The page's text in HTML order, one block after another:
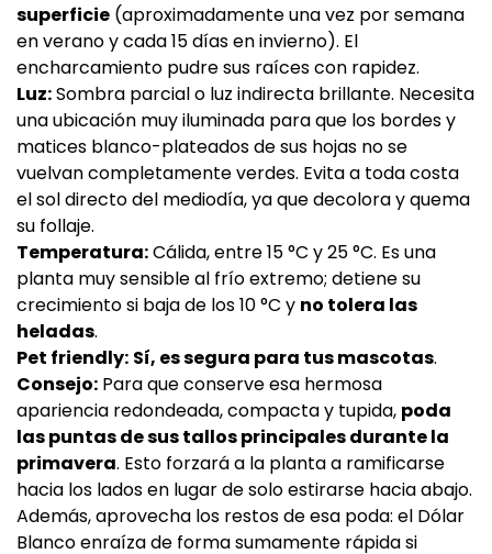
superficie (aproximadamente una vez por semana
en verano y cada 15 días en invierno). El
encharcamiento pudre sus raíces con rapidez.
Luz:Sombra parcial o luz indirecta brillante. Necesita
una ubicación muy iluminada para que los bordes y
matices blanco-plateados de sus hojas no se
vuelvan completamente verdes. Evita a toda costa
el sol directo del mediodía, ya que decolora y quema
su follaje.
Temperatura:Cálida, entre 15 °C y 25 °C. Es una
planta muy sensible al frío extremo; detiene su
crecimiento si baja de los 10 °C y no tolera las
heladas.
Pet friendly: Sí, es segura para tus mascotas.
Consejo: Para que conserve esa hermosa
apariencia redondeada, compacta y tupida, poda
las puntas de sus tallos principales durante la
primavera. Esto forzará a la planta a ramificarse
hacia los lados en lugar de solo estirarse hacia abajo.
Además, aprovecha los restos de esa poda: el Dólar
Blanco enraíza de forma sumamente rápida si